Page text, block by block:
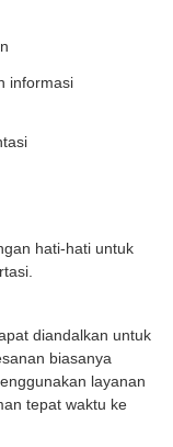
informasi
hati-hati untuk
diandalkan untuk
biasanya
layanan
tepat waktu ke